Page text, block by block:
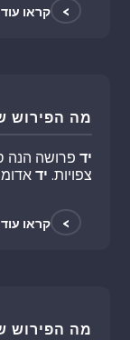
> קראו עוד
מה הפירוש
יד פרושה הנה
צפויות. יד
> קראו עוד
מה הפירוש